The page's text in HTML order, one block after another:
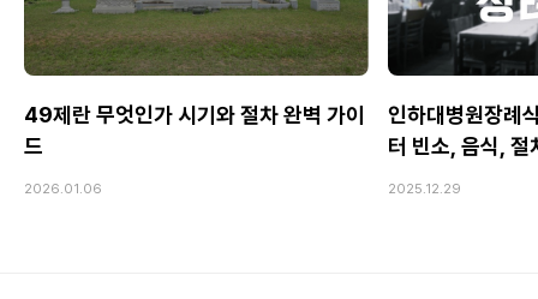
49제란 무엇인가 시기와 절차 완벽 가이
드
2026.01.06
인하대병원장례
터 빈소, 음식, 절
2025.12.29